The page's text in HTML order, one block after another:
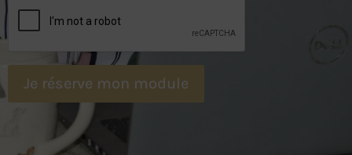
Je réserve mon module